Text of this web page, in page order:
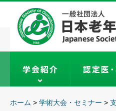
ホーム > 学術大会・セミナー >